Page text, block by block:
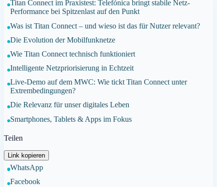
Titan Connect im Praxistest: Telefónica bringt stabile Netz-
Performance bei Spitzenlast auf den Punkt
Was ist Titan Connect – und wieso ist das für Nutzer relevant?
Die Evolution der Mobilfunknetze
Wie Titan Connect technisch funktioniert
Intelligente Netzpriorisierung in Echtzeit
Live-Demo auf dem MWC: Wie tickt Titan Connect unter
Extrembedingungen?
Die Relevanz für unser digitales Leben
Smartphones, Tablets & Apps im Fokus
Teilen
Link kopieren
WhatsApp
Facebook